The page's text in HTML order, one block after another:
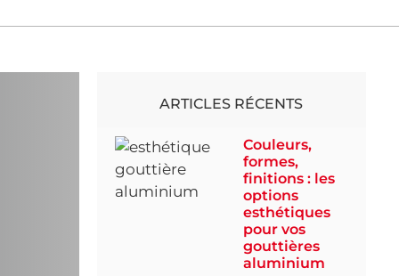
ARTICLES RÉCENTS
Couleurs,
formes,
finitions : les
options
esthétiques
pour vos
gouttières
aluminium